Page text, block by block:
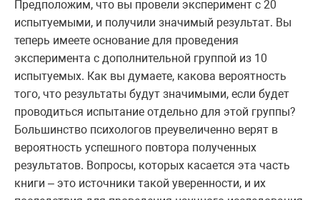
Предположим, что вы провели эксперимент с 20
испытуемыми, и получили значимый результат. Вы
теперь имеете основание для проведения
эксперимента с дополнительной группой из 10
испытуемых. Как вы думаете, какова вероятность
того, что результаты будут значимыми, если будет
проводиться испытание отдельно для этой группы?
Большинство психологов преувеличенно верят в
вероятность успешного повтора полученных
результатов. Вопросы, которых касается эта часть
книги – это источники такой уверенности, и их